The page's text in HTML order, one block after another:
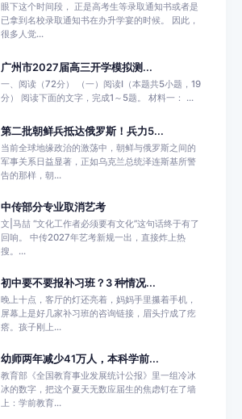
眼下这个时间段， 正是高考生等录取通知书或者是
已拿到名校录取通知书在办升学宴的时候。 因此，
很多人觉...
广州市2027届高三开学模拟测...
一、阅读（72分） （一）阅读I（本题共5小题，19
分） 阅读下面的文字，完成1～5题。 材料一： ...
第二批朝鲜兵抵达俄罗斯！兵力5...
当前全球地缘政治的激荡中，朝鲜与俄罗斯之间的
军事关系日益显著，正如乌克兰总统泽连斯基所警
告的那样，朝...
中传部分专业取消艺考
文|马喆 “文化工作者必须要有文化”这句话终于有了
回响。 中传2027年艺考新规一出，直接炸上热
搜。...
初中要不要报补习班？3 种情况...
晚上十点，客厅的灯还亮着，妈妈手里攥着手机，
屏幕上是好几家补习班的咨询链接，眉头拧成了疙
瘩。孩子刚上...
幼师两年减少41万人，本科学前...
教育部《全国教育事业发展统计公报》里一组冷冰
冰的数字，把这个夏天无数应届生的焦虑钉在了墙
上：学前教育...